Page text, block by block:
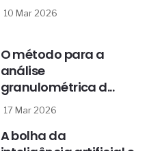
10 Mar 2026
O método para a
análise
granulométrica d...
17 Mar 2026
A bolha da